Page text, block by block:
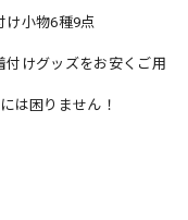
け小物6種9点
けグッズをお安くご用
は困りません！